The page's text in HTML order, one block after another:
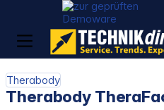
Therabody
Therabody